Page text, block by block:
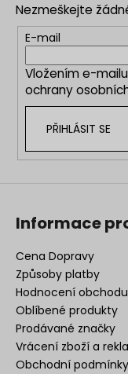
Nezmeškejte
E-mail
Vložením e-
ochrany
PŘIHLÁSIT SE
Informace
Cena Dopravy
Způsoby platby
Hodnocení obchodu
Oblíbené produkty
Prodávané značky
Vrácení zboží a
Obchodní podmínky